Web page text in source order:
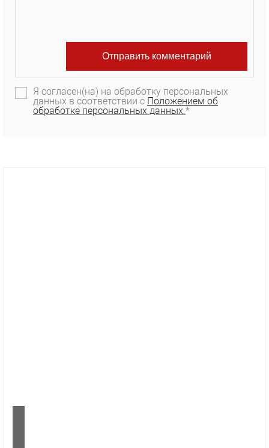
Я согласен(на) на обработку персональных
данных в соответствии с Положением об
обработке персональных данных.*